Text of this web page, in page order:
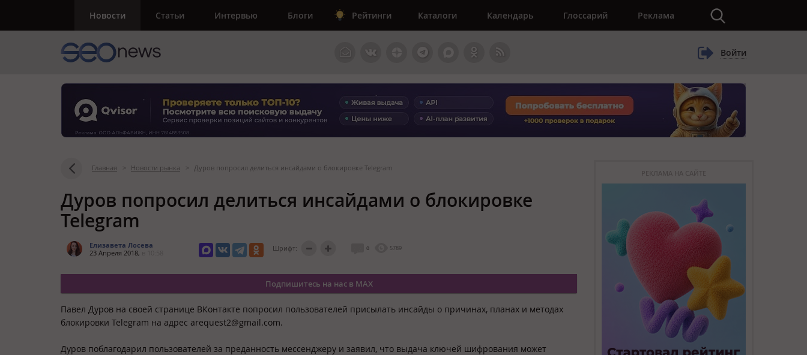
Новости Статьи Интервью Блоги Рейтинги Каталоги Календарь Глоссарий Реклама
Войти
Главная > Новости рынка > Дуров попросил делиться инсайдами о блокировке Telegram
Дуров попросил делиться инсайдами о блокировке
Telegram
Елизавета Лосева
23 Апреля 2018,
Шрифт: 0 5789
Подпишитесь на нас в MAX
Павел Дуров на своей странице ВКонтакте попросил пользователей присылать инсайды о причинах, планах и методах
блокировки Telegram на адрес arequest2@gmail.com.
Дуров поблагодарил пользователей за преданность мессенджеру и заявил, что выдача ключей шифрования может
РЕКЛАМА НА САЙТЕ